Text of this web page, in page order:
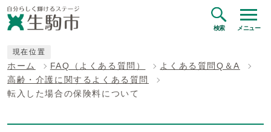
検索 メニュー
現在位置
ホーム FAQ（よくある質問）
よくある質問Q＆A
高齢・介護に関するよくある質問
転入した場合の保険料について